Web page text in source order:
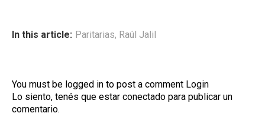
In this article: Paritarias, Raúl Jalil
You must be logged in to post a comment Login
Lo siento, tenés que estar conectado para publicar un
comentario.